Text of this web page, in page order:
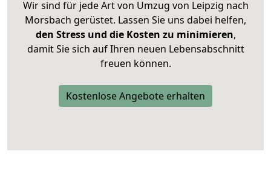
Wir sind für jede Art von Umzug von Leipzig nach
Morsbach gerüstet. Lassen Sie uns dabei helfen,
den Stress und die Kosten zu minimieren,
damit Sie sich auf Ihren neuen Lebensabschnitt
freuen können.
Kostenlose Angebote erhalten